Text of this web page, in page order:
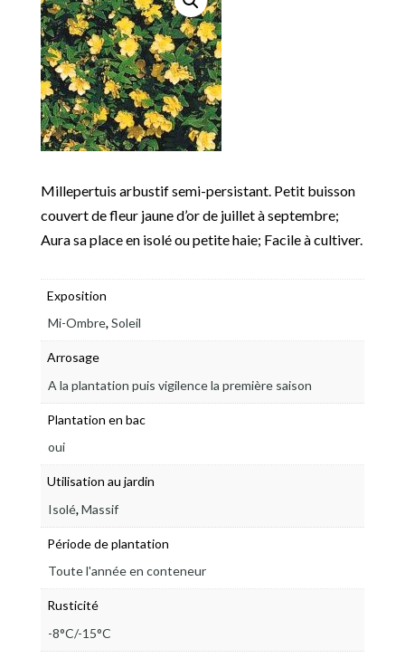
Millepertuis arbustif semi-persistant. Petit buisson
couvert de fleur jaune d’or de juillet à septembre;
Aura sa place en isolé ou petite haie; Facile à cultiver.
Exposition
Mi-Ombre,Soleil
Arrosage
A la plantation puis vigilence la première saison
Plantation en bac
oui
Utilisation au jardin
Isolé, Massif
Période de plantation
Toute l'année en conteneur
Rusticité
-8°C/-15°C